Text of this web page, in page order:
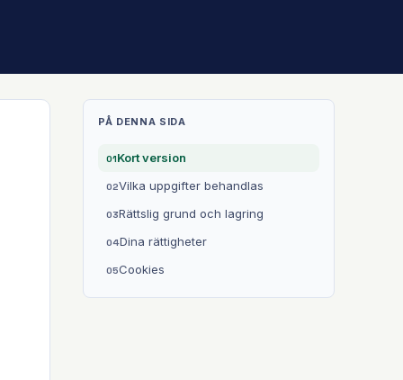
PÅ DENNA SIDA
Kort version
Vilka uppgifter behandlas
Rättslig grund och lagring
Dina rättigheter
Cookies